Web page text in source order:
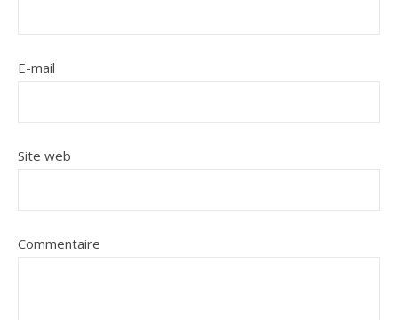
E-mail
Site web
Commentaire